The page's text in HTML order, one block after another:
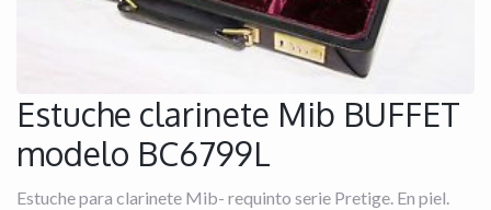
Estuche clarinete Mib BUFFET
modelo BC6799L
Estuche para clarinete Mib- requinto serie Pretige. En piel.